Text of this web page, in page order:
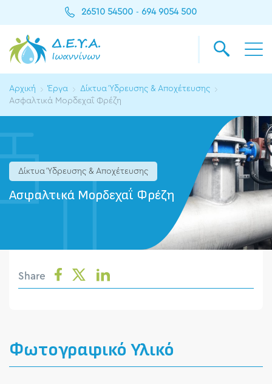
26510 54500 - 694 9054 500
Αρχική Έργα
Δίκτυα Ύδρευσης & Αποχέτευσης
Ασφαλτικά Μορδεχαΐ Φρέζη
Δίκτυα Ύδρευσης & Αποχέτευσης
Ασφαλτικά Μορδεχαΐ Φρέζη
Share
Φωτογραφικό Υλικό